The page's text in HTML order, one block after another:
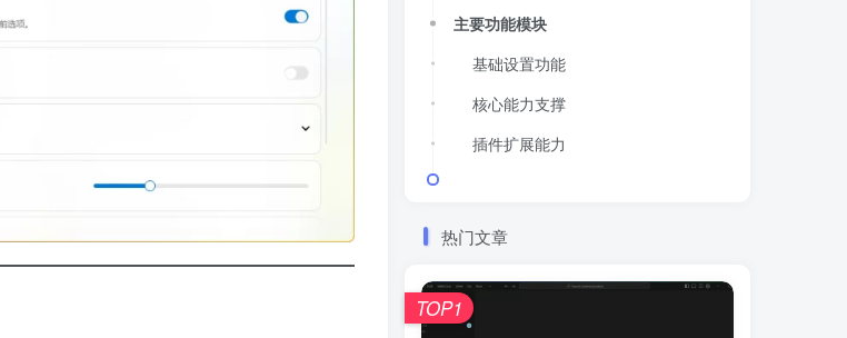
主要功能模块
基础设置功能
核心能力支撑
插件扩展能力
热门文章
TOP1